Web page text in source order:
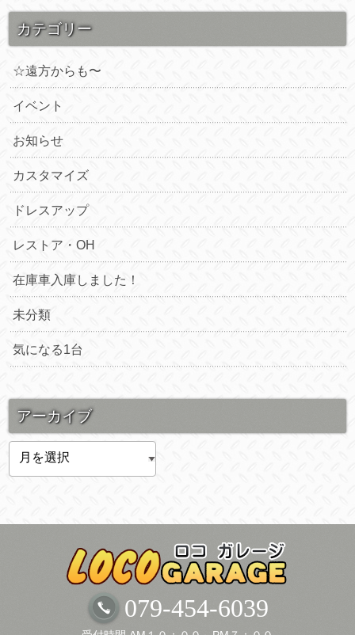
カテゴリー
☆遠方からも〜
イベント
お知らせ
カスタマイズ
ドレスアップ
レストア・OH
在庫車入庫しました！
未分類
気になる1台
アーカイブ
ブ
079-454-6039